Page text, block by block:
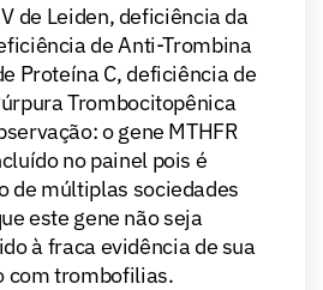
de Leiden, deficiência da
de Anti-Trombina
Proteína C, deficiência de
Trombocitopênica
o gene MTHFR
no painel pois é
de múltiplas sociedades
este gene não seja
à fraca evidência de sua
com trombofilias.